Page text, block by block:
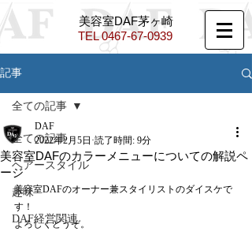
​美容室DAF茅ヶ崎
TEL ​0467-67-0939
記事
全ての記事
ヘアースタイル
趣味
DAF経営関連
全ての記事
美容室DAFのカラーメニューについての解説ペ
ージ
DAF
2022年2月5日 読了時間: 9分
美容室DAFのオーナー兼スタイリストのダイスケで
す！
よろしくどうぞ。